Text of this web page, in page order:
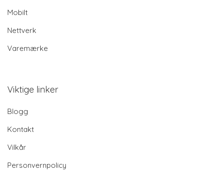
Mobilt
Nettverk
Varemærke
Viktige linker
Blogg
Kontakt
Vilkår
Personvernpolicy